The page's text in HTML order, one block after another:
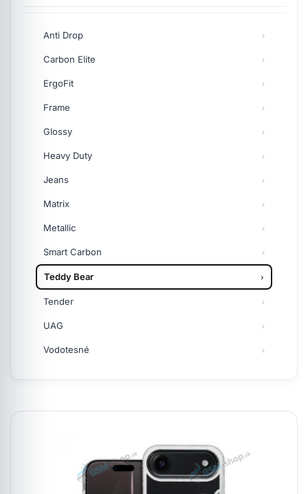
Anti Drop
Carbon Elite
ErgoFit
Frame
Glossy
Heavy Duty
Jeans
Matrix
Metallic
Smart Carbon
Teddy Bear
Tender
UAG
Vodotesné